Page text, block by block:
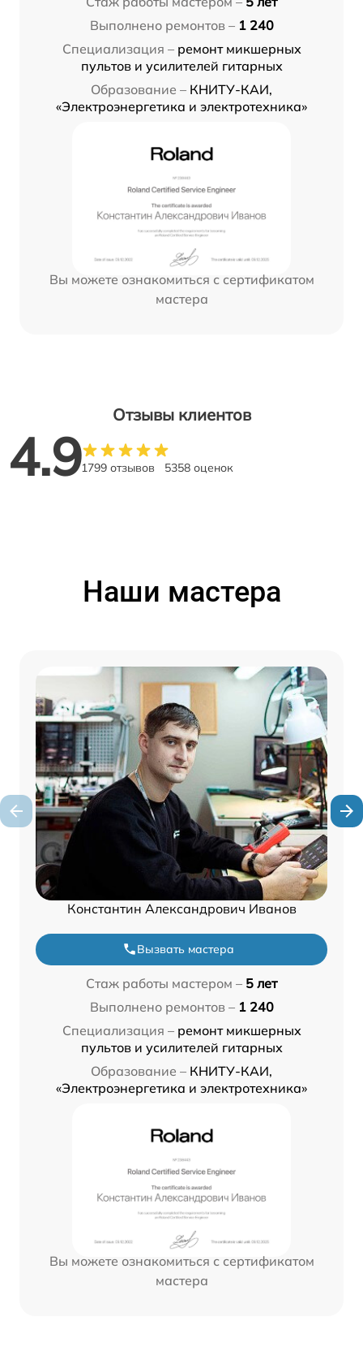
Выполнено ремонтов – 1 240
Специализация – ремонт микшерных
пультов и усилителей гитарных
Образование – КНИТУ-КАИ,
«Электроэнергетика и электротехника»
Вы можете ознакомиться с сертификатом
мастера
Отзывы клиентов
4.91799 отзывов 5358 оценок
Наши мастера
Константин Александрович Иванов
Вызвать мастера
Стаж работы мастером – 5 лет
Выполнено ремонтов – 1 240
Специализация – ремонт микшерных
пультов и усилителей гитарных
Образование – КНИТУ-КАИ,
«Электроэнергетика и электротехника»
Вы можете ознакомиться с сертификатом
мастера